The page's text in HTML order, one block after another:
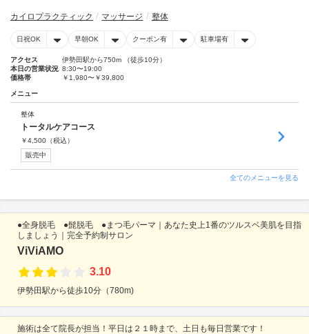
カイロプラクティック マッサージ 整体
日祝OK 早朝OK クーポン有 駐車場有
アクセス
伊勢田駅から750m （徒歩10分）
本日の営業状況 8:30〜19:00
価格帯
￥1,980〜￥39,800
メニュー
整体
トータルケアコース
￥4,500 （税込）
販売中
全てのメニューを見る
●全身脱毛 ●髭脱毛 ●まつ毛パーマ｜あなた史上1番のツルスベ美肌を目指
しましょう｜完全予約制サロン
ViViAMO
3.10
伊勢田駅から徒歩10分（780m)
施術は全て院長が担当！平日は２１時まで、土日も毎日営業です！